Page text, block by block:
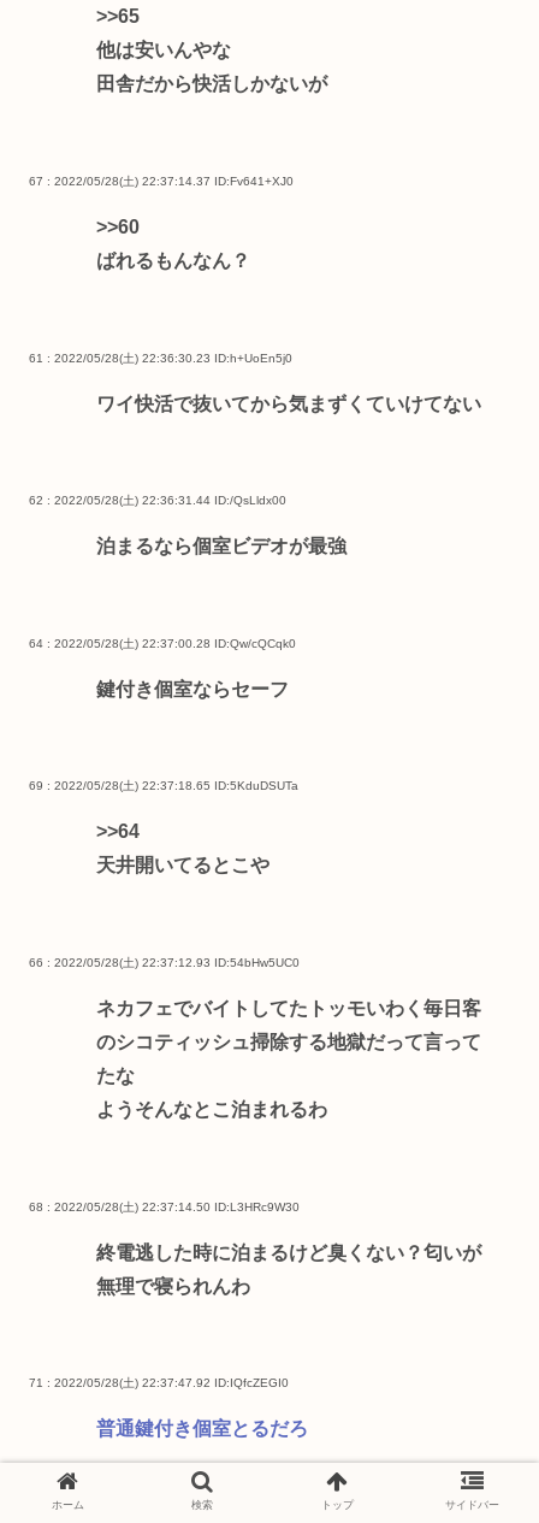
>>65
他は安いんやな
田舎だから快活しかないが
67 : 2022/05/28(土) 22:37:14.37 ID:Fv641+XJ0
>>60
ばれるもんなん？
61 : 2022/05/28(土) 22:36:30.23 ID:h+UoEn5j0
ワイ快活で抜いてから気まずくていけてない
62 : 2022/05/28(土) 22:36:31.44 ID:/QsLldx00
泊まるなら個室ビデオが最強
64 : 2022/05/28(土) 22:37:00.28 ID:Qw/cQCqk0
鍵付き個室ならセーフ
69 : 2022/05/28(土) 22:37:18.65 ID:5KduDSUTa
>>64
天井開いてるとこや
66 : 2022/05/28(土) 22:37:12.93 ID:54bHw5UC0
ネカフェでバイトしてたトッモいわく毎日客
のシコティッシュ掃除する地獄だって言って
たな
ようそんなとこ泊まれるわ
68 : 2022/05/28(土) 22:37:14.50 ID:L3HRc9W30
終電逃した時に泊まるけど臭くない？匂いが
無理で寝られんわ
71 : 2022/05/28(土) 22:37:47.92 ID:IQfcZEGI0
普通鍵付き個室とるだろ
ホーム 検索 トップ サイドバー